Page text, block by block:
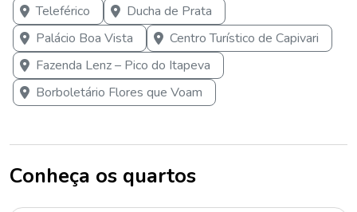
Teleférico
Ducha de Prata
Palácio Boa Vista
Centro Turístico de Capivari
Fazenda Lenz – Pico do Itapeva
Borboletário Flores que Voam
Conheça os quartos